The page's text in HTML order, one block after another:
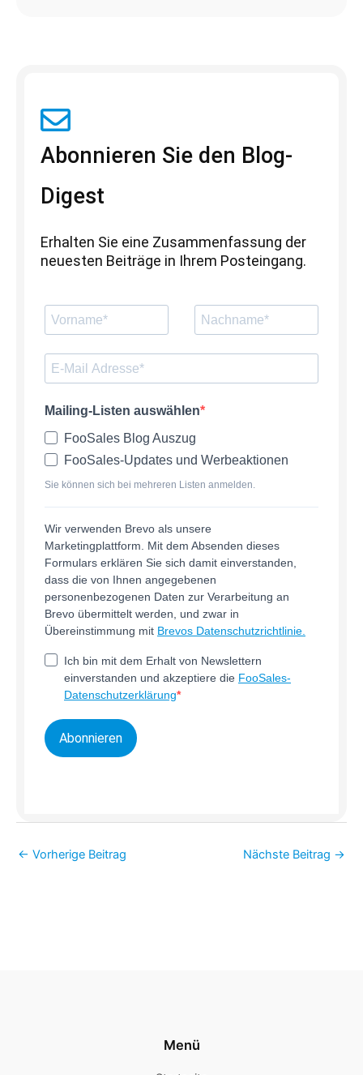
Abonnieren Sie den Blog-
Digest
Erhalten Sie eine Zusammenfassung der
neuesten Beiträge in Ihrem Posteingang.
Mailing-Listen auswählen
FooSales Blog Auszug
FooSales-Updates und Werbeaktionen
Sie können sich bei mehreren Listen anmelden.
Wir verwenden Brevo als unsere
Marketingplattform. Mit dem Absenden dieses
Formulars erklären Sie sich damit einverstanden,
dass die von Ihnen angegebenen
personenbezogenen Daten zur Verarbeitung an
Brevo übermittelt werden, und zwar in
Übereinstimmung mit Brevos Datenschutzrichtlinie.
Ich bin mit dem Erhalt von Newslettern
einverstanden und akzeptiere die FooSales-
Datenschutzerklärung
Abonnieren
← Vorherige Beitrag Nächste Beitrag →
Menü